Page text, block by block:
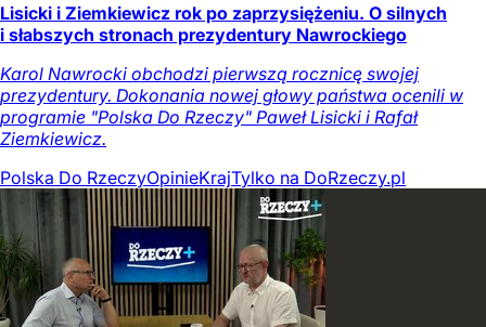
Lisicki i Ziemkiewicz rok po zaprzysiężeniu. O silnych
i słabszych stronach prezydentury Nawrockiego
Karol Nawrocki obchodzi pierwszą rocznicę swojej
prezydentury. Dokonania nowej głowy państwa ocenili w
programie "Polska Do Rzeczy" Paweł Lisicki i Rafał
Ziemkiewicz.
Polska Do RzeczyOpinieKrajTylko na DoRzeczy.pl